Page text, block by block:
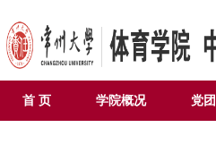
首 页 学院概况 党